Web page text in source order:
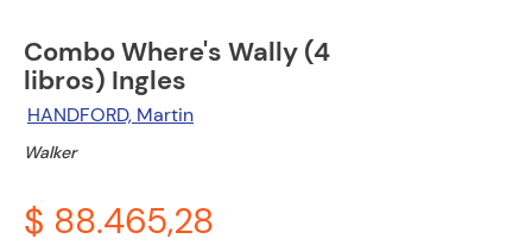
Combo Where's Wally (4
libros) Ingles
HANDFORD, Martin
Walker
$ 88.465,28